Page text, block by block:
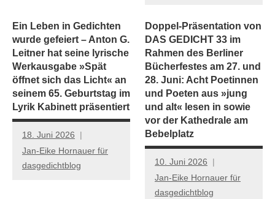
Ein Leben in Gedichten
wurde gefeiert – Anton G.
Leitner hat seine lyrische
Werkausgabe »Spät
öffnet sich das Licht« an
seinem 65. Geburtstag im
Lyrik Kabinett präsentiert
18. Juni 2026
Jan-Eike Hornauer für
dasgedichtblog
Doppel-Präsentation von
DAS GEDICHT 33 im
Rahmen des Berliner
Bücherfestes am 27. und
28. Juni: Acht Poetinnen
und Poeten aus »jung
und alt« lesen in sowie
vor der Kathedrale am
Bebelplatz
10. Juni 2026
Jan-Eike Hornauer für
dasgedichtblog